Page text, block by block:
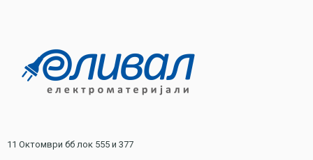
11 Октомври бб лок 555 и 377